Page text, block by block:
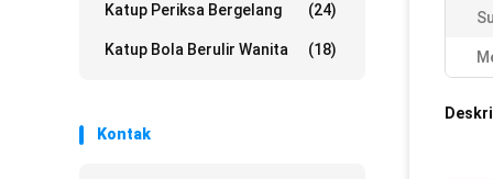
Katup Periksa Bergelang (24)
Katup Bola Berulir Wanita (18)
Kontak